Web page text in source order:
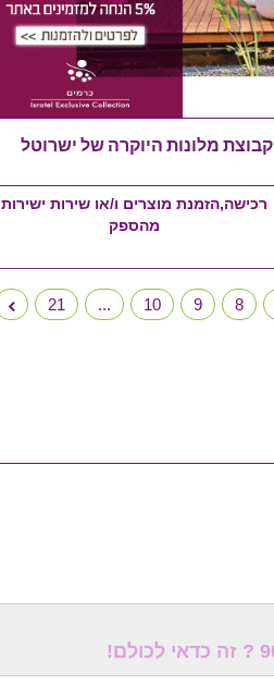
קבוצת מלונות היוקרה של ישרוטל
רכישה,הזמנת מוצרים ו/או שירות ישירות
מהספק
8
9
10
...
21